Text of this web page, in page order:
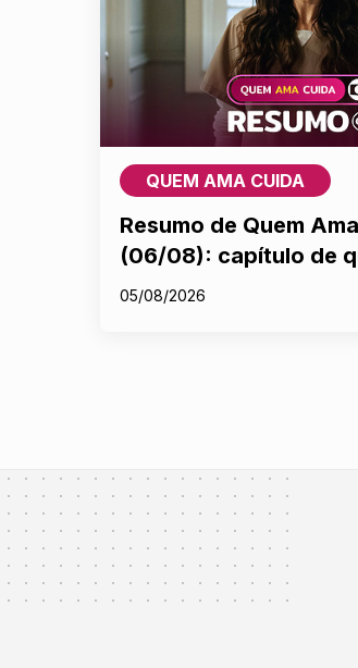
QUEM AMA CUIDA
Resumo de Quem
(06/08): capítulo de
05/08/2026